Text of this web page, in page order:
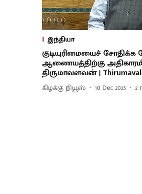
இந்தியா
குடியுரிமையைச் சோதிக்க
ஆணையத்திற்கு
திருமாவளவன் |
கிழக்கு நியூஸ் 10 Dec 2025 2